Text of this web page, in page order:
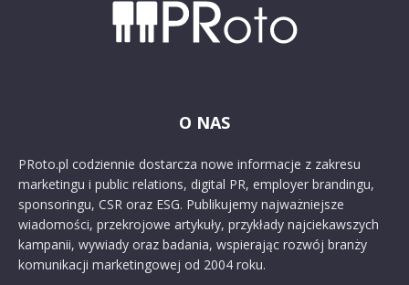
O NAS
PRoto.pl codziennie dostarcza nowe informacje z zakresu
marketingu i public relations, digital PR, employer brandingu,
sponsoringu, CSR oraz ESG. Publikujemy najważniejsze
wiadomości, przekrojowe artykuły, przykłady najciekawszych
kampanii, wywiady oraz badania, wspierając rozwój branży
komunikacji marketingowej od 2004 roku.